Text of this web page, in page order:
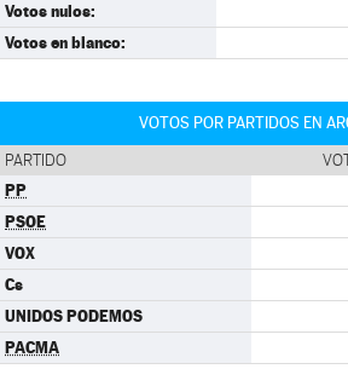
Votos nulos:
Votos en blanco:
VOTOS POR PARTIDOS EN
PARTIDO
PP
PSOE
VOX
Cs
UNIDOS PODEMOS
PACMA